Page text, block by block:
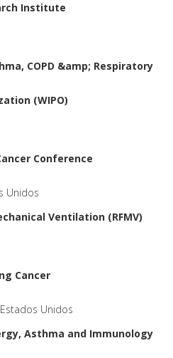
Institute
COPD &amp; Respiratory
(WIPO)
Conference
Unidos
Ventilation (RFMV)
Cancer
Unidos
Asthma and Immunology